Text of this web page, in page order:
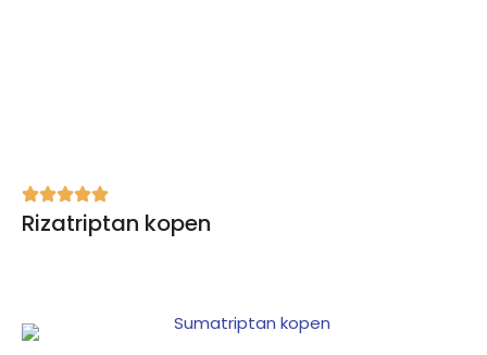
Rizatriptan kopen